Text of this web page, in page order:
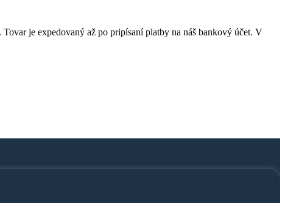
je expedovaný až po pripísaní platby na náš bankový účet. V